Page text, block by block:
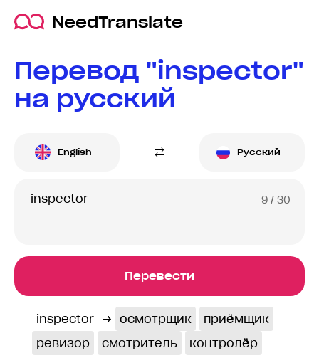
NeedTranslate
Перевод "inspector"
на русский
English Русский
9 / 30
Перевести
inspector → осмотрщик
приёмщик
ревизор
смотритель
контролёр